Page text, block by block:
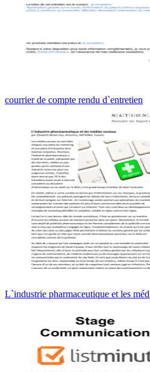
courrier de compte rendu d`entretien
L`industrie pharmaceutique et les